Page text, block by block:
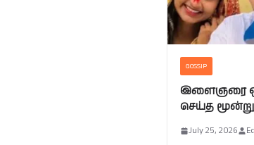
GOSSIP
இளைஞரை
செய்த
July 25, 2026